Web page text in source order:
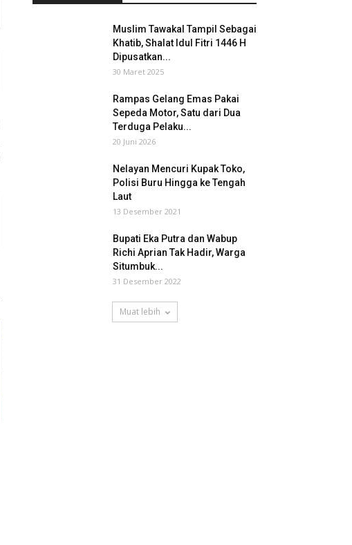
Muslim Tawakal Tampil Sebagai
Khatib, Shalat Idul Fitri 1446 H
Dipusatkan...
30 Maret 2025
Rampas Gelang Emas Pakai
Sepeda Motor, Satu dari Dua
Terduga Pelaku...
20 Juni 2026
Nelayan Mencuri Kupak Toko,
Polisi Buru Hingga ke Tengah
Laut
13 Desember 2021
Bupati Eka Putra dan Wabup
Richi Aprian Tak Hadir, Warga
Situmbuk...
31 Desember 2022
Muat lebih